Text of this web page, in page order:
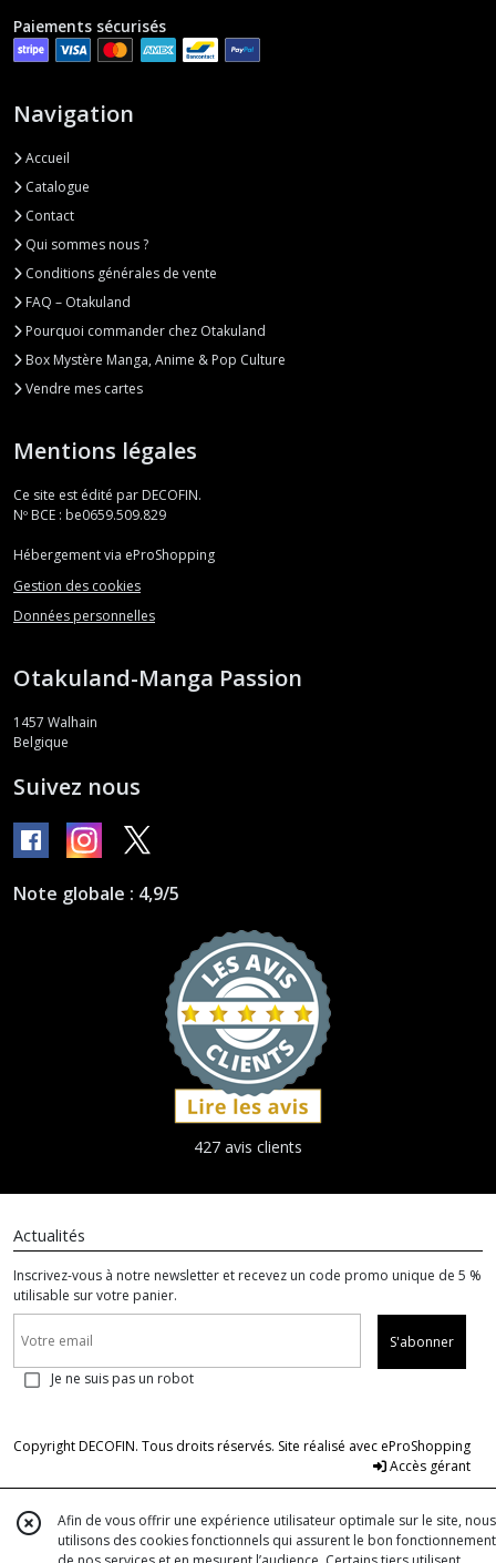
Paiements sécurisés
Navigation
Accueil
Catalogue
Contact
Qui sommes nous ?
Conditions générales de vente
FAQ – Otakuland
Pourquoi commander chez Otakuland
Box Mystère Manga, Anime & Pop Culture
Vendre mes cartes
Mentions légales
Ce site est édité par DECOFIN.
Nº BCE : be0659.509.829
Hébergement via eProShopping
Gestion des cookies
Données personnelles
Otakuland-Manga Passion
1457 Walhain
Belgique
Suivez nous
Note globale : 4,9/5
427 avis clients
Actualités
Inscrivez-vous à notre newsletter et recevez un code promo unique de 5 %
utilisable sur votre panier.
S'abonner
Je ne suis pas un robot
Copyright DECOFIN. Tous droits réservés. Site réalisé avec eProShopping
Accès gérant
Afin de vous offrir une expérience utilisateur optimale sur le site, nous
utilisons des cookies fonctionnels qui assurent le bon fonctionnement